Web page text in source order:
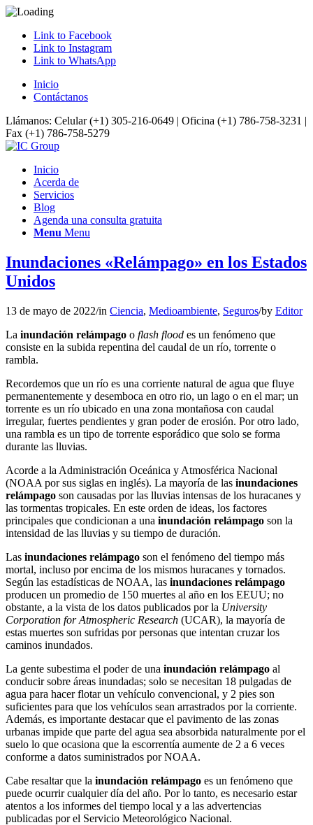
Link to Facebook
Link to Instagram
Link to WhatsApp
Inicio
Contáctanos
Llámanos: Celular (+1) 305-216-0649 | Oficina (+1) 786-758-3231 |
Fax (+1) 786-758-5279
Inicio
Acerda de
Servicios
Blog
Agenda una consulta gratuita
Menu Menu
Inundaciones «Relámpago» en los Estados
Unidos
13 de mayo de 2022/in Ciencia, Medioambiente, Seguros/by Editor
La inundación relámpago o flash flood es un fenómeno que
consiste en la subida repentina del caudal de un río, torrente o
rambla.
Recordemos que un río es una corriente natural de agua que fluye
permanentemente y desemboca en otro rio, un lago o en el mar; un
torrente es un río ubicado en una zona montañosa con caudal
irregular, fuertes pendientes y gran poder de erosión. Por otro lado,
una rambla es un tipo de torrente esporádico que solo se forma
durante las lluvias.
Acorde a la Administración Oceánica y Atmosférica Nacional
(NOAA por sus siglas en inglés). La mayoría de las inundaciones
relámpago son causadas por las lluvias intensas de los huracanes y
las tormentas tropicales. En este orden de ideas, los factores
principales que condicionan a una inundación relámpago son la
intensidad de las lluvias y su tiempo de duración.
Las inundaciones relámpago son el fenómeno del tiempo más
mortal, incluso por encima de los mismos huracanes y tornados.
Según las estadísticas de NOAA, las inundaciones relámpago
producen un promedio de 150 muertes al año en los EEUU; no
obstante, a la vista de los datos publicados por la University
Corporation for Atmospheric Research (UCAR), la mayoría de
estas muertes son sufridas por personas que intentan cruzar los
caminos inundados.
La gente subestima el poder de una inundación relámpago al
conducir sobre áreas inundadas; solo se necesitan 18 pulgadas de
agua para hacer flotar un vehículo convencional, y 2 pies son
suficientes para que los vehículos sean arrastrados por la corriente.
Además, es importante destacar que el pavimento de las zonas
urbanas impide que parte del agua sea absorbida naturalmente por el
suelo lo que ocasiona que la escorrentía aumente de 2 a 6 veces
conforme a datos suministrados por NOAA.
Cabe resaltar que la inundación relámpago es un fenómeno que
puede ocurrir cualquier día del año. Por lo tanto, es necesario estar
atentos a los informes del tiempo local y a las advertencias
publicadas por el Servicio Meteorológico Nacional.